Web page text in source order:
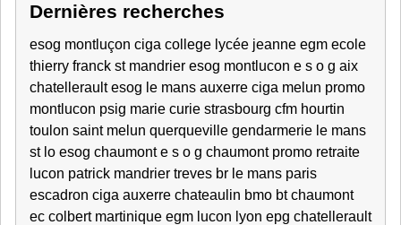
Dernières recherches
esog montluçon ciga college lycée jeanne egm ecole
thierry franck st mandrier esog montlucon e s o g aix
chatellerault esog le mans auxerre ciga melun promo
montlucon psig marie curie strasbourg cfm hourtin
toulon saint melun querqueville gendarmerie le mans
st lo esog chaumont e s o g chaumont promo retraite
lucon patrick mandrier treves br le mans paris
escadron ciga auxerre chateaulin bmo bt chaumont
ec colbert martinique egm lucon lyon epg chatellerault